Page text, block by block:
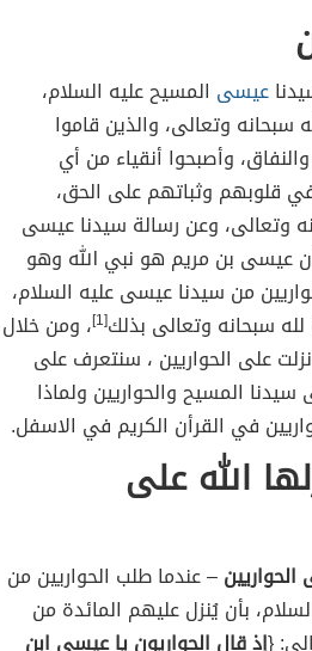
عيسى المسيح عليه السلام،
سبحانه وتعالى، والذين قاموا
وأصبحوا أنقياء من أي
قلوبهم وثباتهم على الحق،
وتعالى، وعن رسالة سيدنا عيسى
عيسى بن مريم هو نبي الله وهو
من سيدنا عيسى عليه السلام،
سبحانه وتعالى بذلك[1] ، ومن خلال
على الحواريين ، سنتعرف على
المسيح والحواريين ولماذا
في القرأن الكريم في الاسفل.
الله على
– عندما طلب الحواريين من
بأن يُنزل عليهم المائدة من
{إذ قال الحواريون يا عيسى ابن